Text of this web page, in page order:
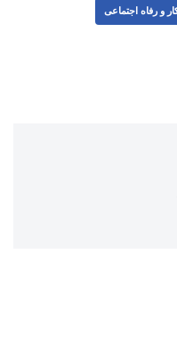
و رفاه اجتماعی